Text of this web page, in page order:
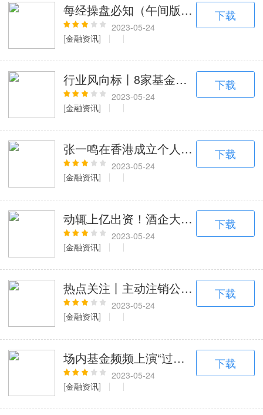
每经操盘必知（午间版）丨沪指跌
2023-05-24
[金融资讯]
下载
行业风向标丨8家基金公司申报主题产
2023-05-24
[金融资讯]
下载
张一鸣在香港成立个人投资基金
2023-05-24
[金融资讯]
下载
动辄上亿出资！酒企大佬争做LP，一
2023-05-24
[金融资讯]
下载
热点关注丨主动注销公示引发热议，
2023-05-24
[金融资讯]
下载
场内基金频频上演“过山车”行情-投资
2023-05-24
[金融资讯]
下载